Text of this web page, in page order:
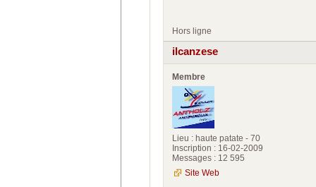
Hors ligne
ilcanzese
Membre
Lieu : haute patate - 70
Inscription : 16-02-2009
Messages : 12 595
Site Web